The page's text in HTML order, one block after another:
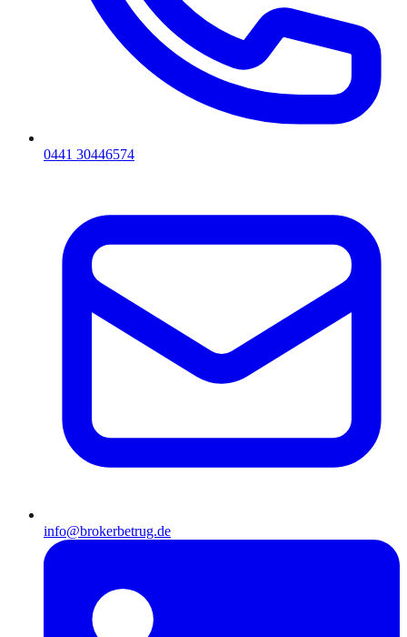
0441 30446574
info@brokerbetrug.de